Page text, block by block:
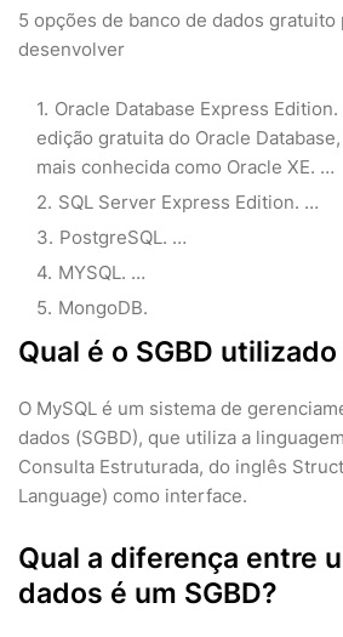
5 opções de banco de dados gratuito
desenvolver
Oracle Database Express
edição gratuita do Oracle
mais conhecida como Oracle XE. …
SQL Server Express Edition. …
PostgreSQL. …
MYSQL. …
MongoDB.
Qual é o SGBD
O MySQL é um sistema de
dados (SGBD), que utiliza a
Consulta Estruturada, do inglês
Language) como interface.
Qual a diferença entre
dados é um SGBD?